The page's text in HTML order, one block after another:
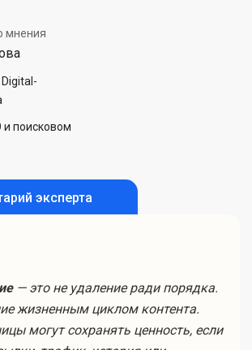
мнения
и поисковом
эксперта
— это не удаление ради порядка.
жизненным циклом контента.
могут сохранять ценность, если